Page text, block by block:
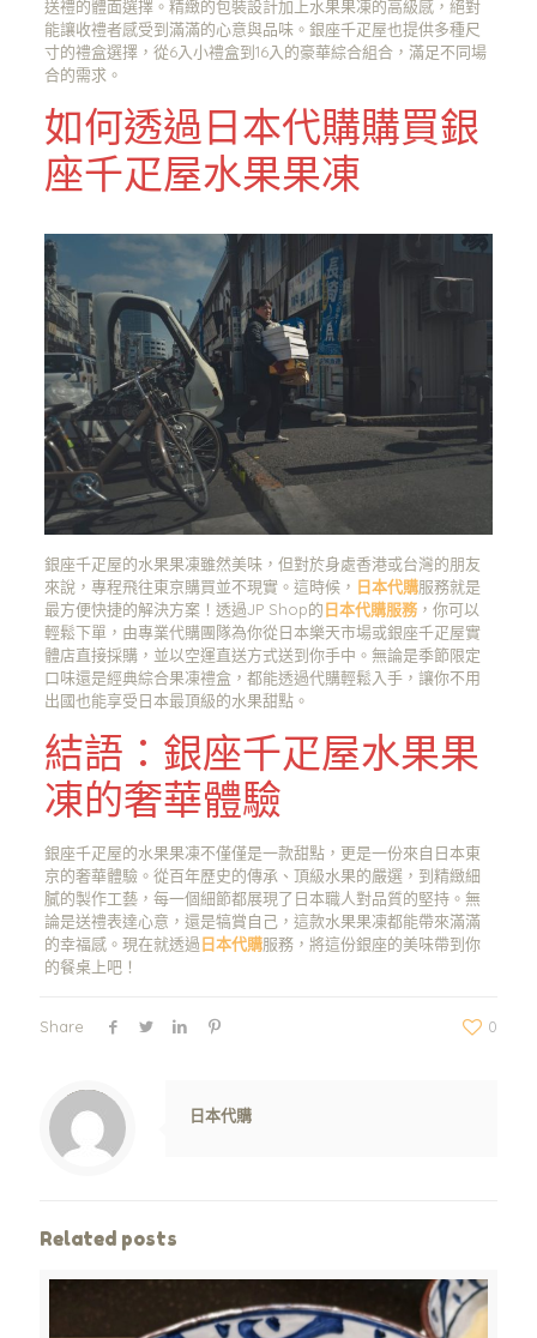
送禮的體面選擇。精緻的包裝設計加上水果果凍的高級感，絕對
能讓收禮者感受到滿滿的心意與品味。銀座千疋屋也提供多種尺
寸的禮盒選擇，從6入小禮盒到16入的豪華綜合組合，滿足不同場
合的需求。
如何透過日本代購購買銀
座千疋屋水果果凍
銀座千疋屋的水果果凍雖然美味，但對於身處香港或台灣的朋友
來說，專程飛往東京購買並不現實。這時候， 日本代購服務就是
最方便快捷的解決方案！透過JP Shop的日本代購服務，你可以
輕鬆下單，由專業代購團隊為你從日本樂天市場或銀座千疋屋實
體店直接採購，並以空運直送方式送到你手中。無論是季節限定
口味還是經典綜合果凍禮盒，都能透過代購輕鬆入手，讓你不用
出國也能享受日本最頂級的水果甜點。
結語：銀座千疋屋水果果
凍的奢華體驗
銀座千疋屋的水果果凍不僅僅是一款甜點，更是一份來自日本東
京的奢華體驗。從百年歷史的傳承、頂級水果的嚴選，到精緻細
膩的製作工藝，每一個細節都展現了日本職人對品質的堅持。無
論是送禮表達心意，還是犒賞自己，這款水果果凍都能帶來滿滿
的幸福感。現在就透過日本代購服務，將這份銀座的美味帶到你
的餐桌上吧！
Share 0
Warning
/www/wwwroot/jpshop.hk/wp-content/themes/betheme/includes/content-single.php
on line
286
日本代購
Related posts